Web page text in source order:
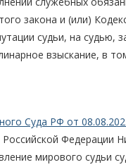
закона и (или)
судьи, на судью,
взыскание, в
Суда РФ от
Федерации
мирового судьи